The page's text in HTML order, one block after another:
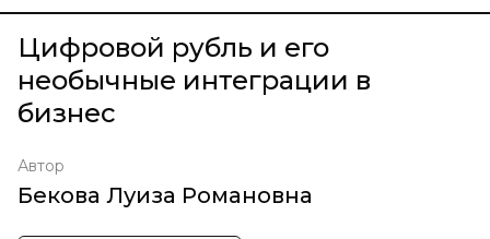
Цифровой рубль и его
необычные интеграции в
бизнес
Автор
Бекова Луиза Романовна